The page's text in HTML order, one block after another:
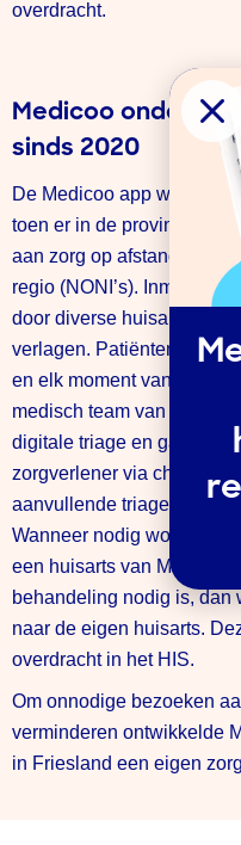
overdracht.
Medicoo
sinds 2020
De Medicoo app werd in
toen er in de provincie
aan zorg op afstand voor
regio (NONI’s). Inmiddels
door diverse huisartsen in
verlagen. Patiënten met
en elk moment van de dag
medisch team van
digitale triage en gaan
zorgverlener via chat.
aanvullende triagevragen
Wanneer nodig wordt er
een huisarts van
behandeling nodig is, dan
naar de eigen huisarts.
overdracht in het HIS.
Om onnodige bezoeken
verminderen ontwikkelde
in Friesland een eigen